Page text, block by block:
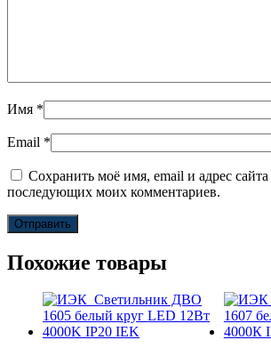
Имя *
Email *
Сохранить моё имя, email и адрес сайта
последующих моих комментариев.
Похожие товары